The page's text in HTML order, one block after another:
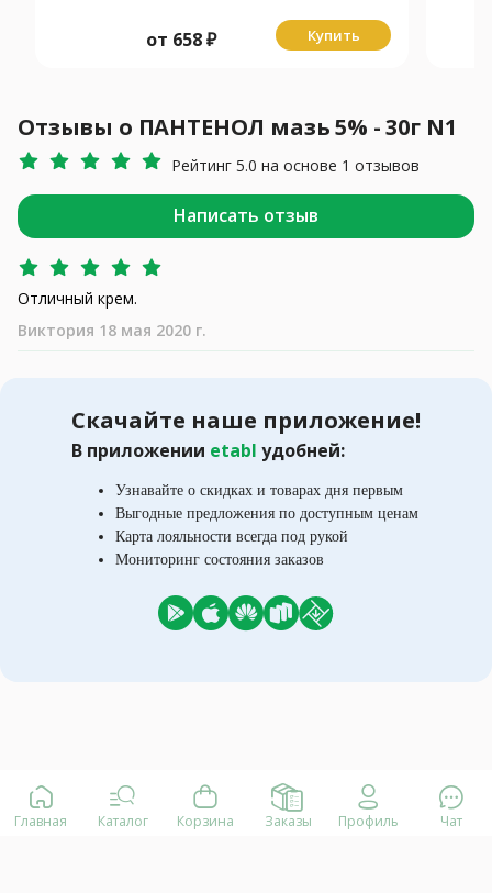
от 658₽ Купить
Отзывы о ПАНТЕНОЛ мазь 5% - 30г N1
Рейтинг 5.0 на основе 1 отзывов
Написать отзыв
Отличный крем.
Виктория 18 мая 2020 г.
Скачайте наше приложение!
В приложении etabl удобней:
Узнавайте о скидках и товарах дня первым
Выгодные предложения по доступным ценам
Карта лояльности всегда под рукой
Мониторинг состояния заказов
Главная Каталог Корзина Заказы Профиль Чат